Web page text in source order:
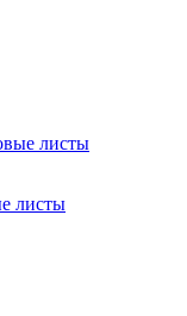
листы
листы